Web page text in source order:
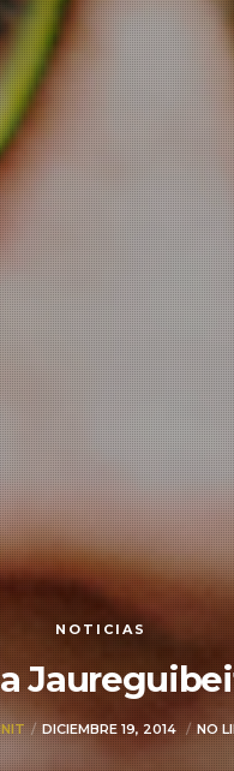
NOTICIAS
DICIEMBRE 19, 2014 NO